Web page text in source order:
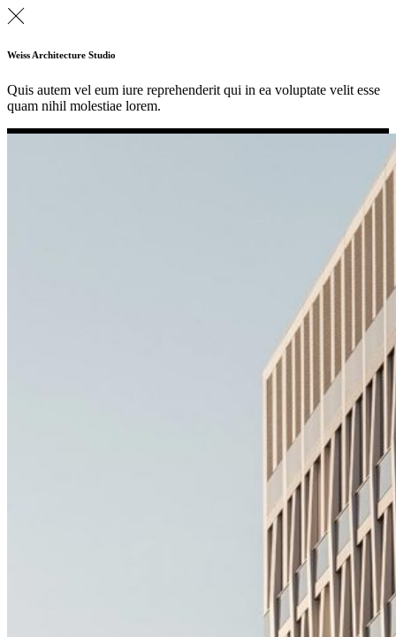
Weiss Architecture Studio
Quis autem vel eum iure reprehenderit qui in ea voluptate velit esse
quam nihil molestiae lorem.